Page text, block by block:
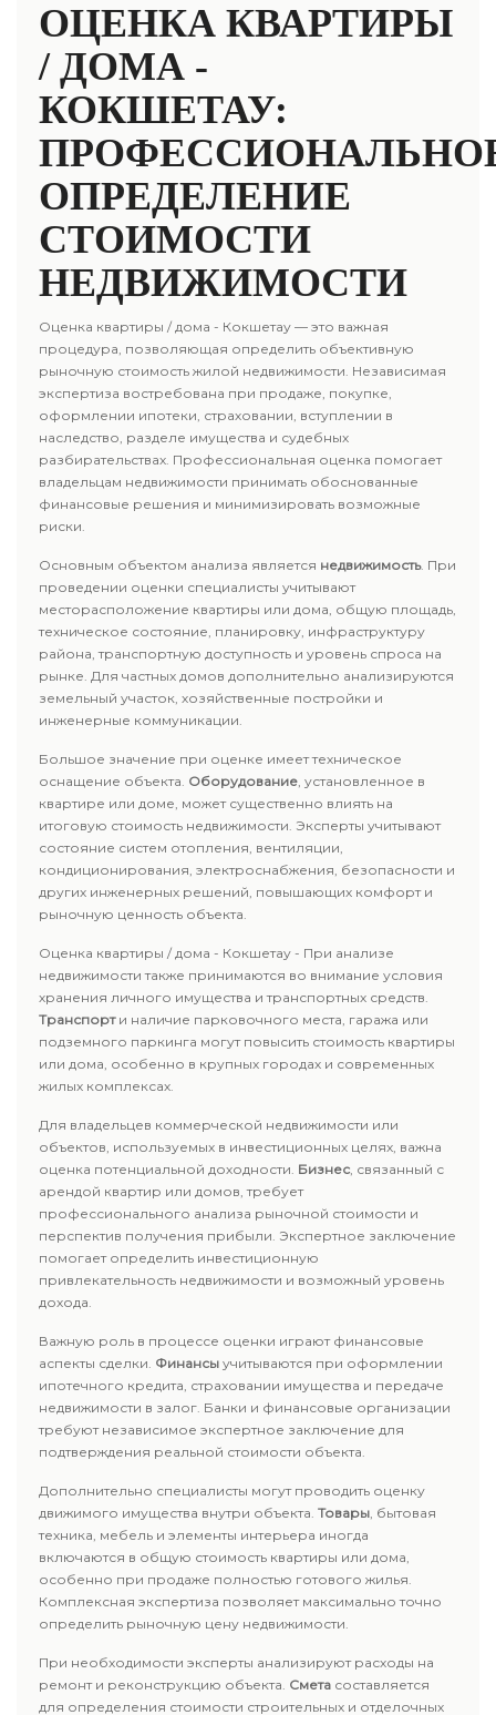
ОЦЕНКА КВАРТИРЫ
/ ДОМА -
КОКШЕТАУ:
ОПРЕДЕЛЕНИЕ
СТОИМОСТИ
НЕДВИЖИМОСТИ
Оценка квартиры / дома - Кокшетау — это важная
процедура, позволяющая определить объективную
рыночную стоимость жилой недвижимости. Независимая
экспертиза востребована при продаже, покупке,
оформлении ипотеки, страховании, вступлении в
наследство, разделе имущества и судебных
разбирательствах. Профессиональная оценка помогает
владельцам недвижимости принимать обоснованные
финансовые решения и минимизировать возможные
риски.
Основным объектом анализа является недвижимость. При
проведении оценки специалисты учитывают
месторасположение квартиры или дома, общую площадь,
техническое состояние, планировку, инфраструктуру
района, транспортную доступность и уровень спроса на
рынке. Для частных домов дополнительно анализируются
земельный участок, хозяйственные постройки и
инженерные коммуникации.
Большое значение при оценке имеет техническое
оснащение объекта. Оборудование, установленное в
квартире или доме, может существенно влиять на
итоговую стоимость недвижимости. Эксперты учитывают
состояние систем отопления, вентиляции,
кондиционирования, электроснабжения, безопасности и
других инженерных решений, повышающих комфорт и
рыночную ценность объекта.
Оценка квартиры / дома - Кокшетау - При анализе
недвижимости также принимаются во внимание условия
хранения личного имущества и транспортных средств.
Транспорти наличие парковочного места, гаража или
подземного паркинга могут повысить стоимость квартиры
или дома, особенно в крупных городах и современных
жилых комплексах.
Для владельцев коммерческой недвижимости или
объектов, используемых в инвестиционных целях, важна
оценка потенциальной доходности. Бизнес, связанный с
арендой квартир или домов, требует
профессионального анализа рыночной стоимости и
перспектив получения прибыли. Экспертное заключение
помогает определить инвестиционную
привлекательность недвижимости и возможный уровень
дохода.
Важную роль в процессе оценки играют финансовые
аспекты сделки. Финансы учитываются при оформлении
ипотечного кредита, страховании имущества и передаче
недвижимости в залог. Банки и финансовые организации
требуют независимое экспертное заключение для
подтверждения реальной стоимости объекта.
Дополнительно специалисты могут проводить оценку
движимого имущества внутри объекта. Товары, бытовая
техника, мебель и элементы интерьера иногда
включаются в общую стоимость квартиры или дома,
особенно при продаже полностью готового жилья.
Комплексная экспертиза позволяет максимально точно
определить рыночную цену недвижимости.
При необходимости эксперты анализируют расходы на
ремонт и реконструкцию объекта. Смета составляется
для определения стоимости строительных и отделочных